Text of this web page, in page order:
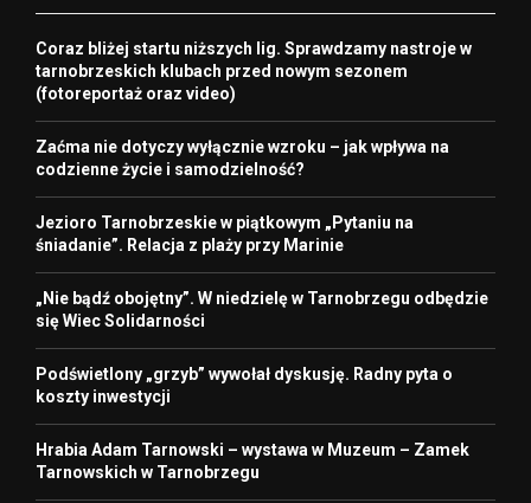
Coraz bliżej startu niższych lig. Sprawdzamy nastroje w
tarnobrzeskich klubach przed nowym sezonem
(fotoreportaż oraz video)
Zaćma nie dotyczy wyłącznie wzroku – jak wpływa na
codzienne życie i samodzielność?
Jezioro Tarnobrzeskie w piątkowym „Pytaniu na
śniadanie”. Relacja z plaży przy Marinie
„Nie bądź obojętny”. W niedzielę w Tarnobrzegu odbędzie
się Wiec Solidarności
Podświetlony „grzyb” wywołał dyskusję. Radny pyta o
koszty inwestycji
Hrabia Adam Tarnowski – wystawa w Muzeum – Zamek
Tarnowskich w Tarnobrzegu